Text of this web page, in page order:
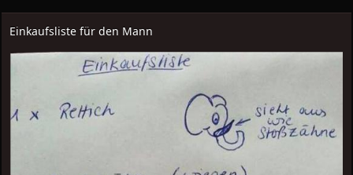
Einkaufsliste für den Mann